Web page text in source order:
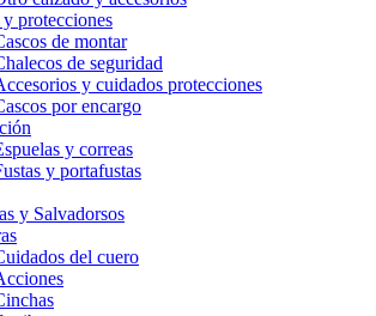
y protecciones
de montar
de seguridad
y cuidados protecciones
por encargo
y correas
y portafustas
y Salvadorsos
del cuero